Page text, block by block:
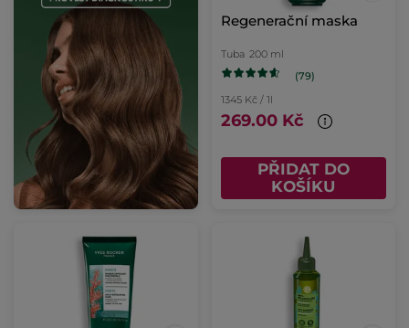
Regenerační maska
Tuba 200 ml
(79)
1345 Kč / 1l
269.00 Kč
PŘIDAT DO
KOŠÍKU